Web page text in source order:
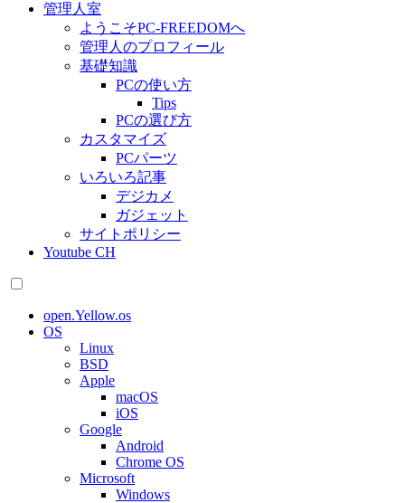
管理人室
ようこそPC-FREEDOMへ
管理人のプロフィール
基礎知識
PCの使い方
Tips
PCの選び方
カスタマイズ
PCパーツ
いろいろ記事
デジカメ
ガジェット
サイトポリシー
Youtube CH
open.Yellow.os
OS
Linux
BSD
Apple
macOS
iOS
Google
Android
Chrome OS
Microsoft
Windows